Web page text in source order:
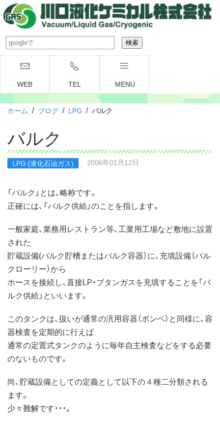
WEB TEL MENU
ホーム / ブログ / LPG / バルク
バルク
LPG (液化石油ガス) 2006年01月12日
「バルク」とは、略称です。
正確には、「バルク供給」のことを指します。
一般家庭、業務用レストラン等、工業用工場など敷地に設置
された
貯蔵設備(バルク貯槽またはバルク容器）に、充填設備（バル
クローリー）から
ホースを接続し、直接LP・ブタンガスを充填することを「バ
ルク供給」といいます。
このタンクは、扱いが通常の汎用容器（ボンベ）と同様に、容
器検査を定期的に行えば
通常の定置式タンクのように毎年自主検査などをする必要
のないものです。
尚、貯蔵設備としての定義として以下の４種二分類される
ます。
少々難解です・・・。